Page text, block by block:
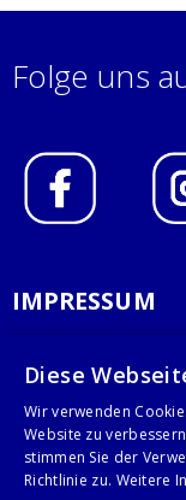
Folge uns
IMPRESSUM
AGB
KONTAKT
Diese
Wir verwenden
Website zu
stimmen Sie der
Richtlinie zu. Weitere